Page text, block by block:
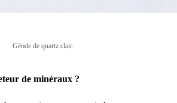
Géode de quartz clair.
de minéraux ?